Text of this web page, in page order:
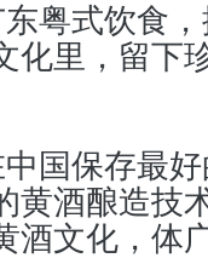
粤式饮食
化里，留下
国保存最
黄酒酿造技
酒文化，体